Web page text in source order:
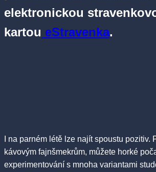
elektronickou
kartou eStravenka.
I na parném létě lze najít spoustu pozitiv.
kávovým fajnšmekrům, můžete horké
experimentování s mnoha variantami